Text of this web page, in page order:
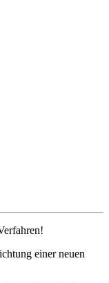
einer neuen